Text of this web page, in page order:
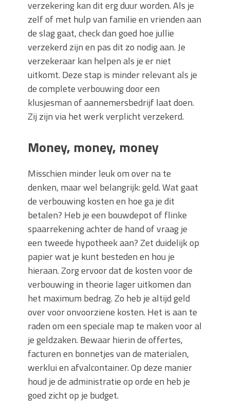
verzekering kan dit erg duur worden. Als je
zelf of met hulp van familie en vrienden aan
de slag gaat, check dan goed hoe jullie
verzekerd zijn en pas dit zo nodig aan. Je
verzekeraar kan helpen als je er niet
uitkomt. Deze stap is minder relevant als je
de complete verbouwing door een
klusjesman of aannemersbedrijf laat doen.
Zij zijn via het werk verplicht verzekerd.
Money, money, money
Misschien minder leuk om over na te
denken, maar wel belangrijk: geld. Wat gaat
de verbouwing kosten en hoe ga je dit
betalen? Heb je een bouwdepot of flinke
spaarrekening achter de hand of vraag je
een tweede hypotheek aan? Zet duidelijk op
papier wat je kunt besteden en hou je
hieraan. Zorg ervoor dat de kosten voor de
verbouwing in theorie lager uitkomen dan
het maximum bedrag. Zo heb je altijd geld
over voor onvoorziene kosten. Het is aan te
raden om een speciale map te maken voor al
je geldzaken. Bewaar hierin de offertes,
facturen en bonnetjes van de materialen,
werklui en afvalcontainer. Op deze manier
houd je de administratie op orde en heb je
goed zicht op je budget.